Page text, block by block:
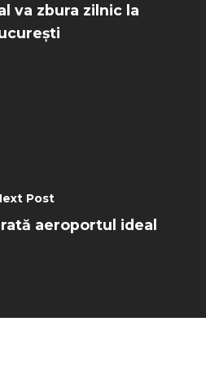
va zbura zilnic la
Post
aeroportul ideal